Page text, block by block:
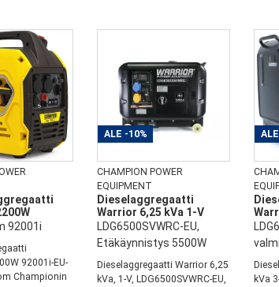
92001i
92001i-EU-
Championin
ALE -10%
CHAMPION POWER
EQUIPMENT
Dieselaggregaatti
Warrior 6,25 kVa 1-V
LDG6500SVWRC-EU,
Etäkäynnistys 5500W
Dieselaggregaatti Warrior 6,25
kVa, 1-V, LDG6500SVWRC-EU,
ALE
kVa